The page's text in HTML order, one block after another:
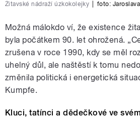
Žitavské nádraží úzkokolejky foto:
Možná málokdo ví, že existence
byla počátkem 90. let ohrožená.
zrušena v roce 1990, kdy se měl
uhelný důl, ale naštěstí k tomu
změnila politická i energetická
Kumpfe.
Kluci, tatínci a dědečkové ve